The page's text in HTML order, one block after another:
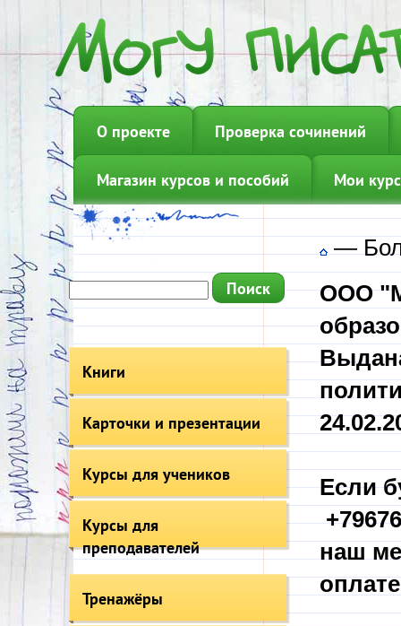
О проекте Проверка сочинений
Магазин курсов и пособий Мои
Книги
Карточки и презентации
Курсы для учеников
Курсы для
преподавателей
Тренажёры
—
ООО
Если
наш